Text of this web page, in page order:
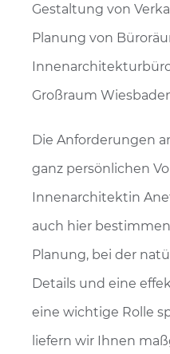
Gestaltung von
Planung von
Großraum
Die Anforderungen
ganz persönlichen
Innenarchitektin
auch hier
Planung, bei der
Details und eine
eine wichtige Rolle
liefern wir Ihnen